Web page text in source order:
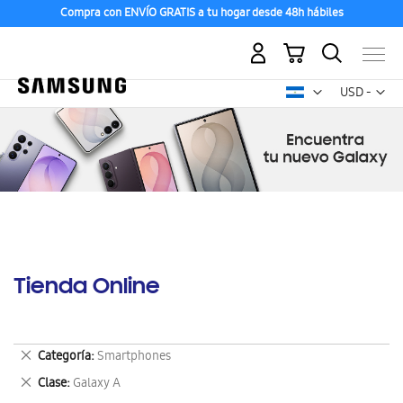
Compra con ENVÍO GRATIS a tu hogar desde 48h hábiles
USD -
dólar
Mi carrito
Tienda Online
Categoría Smartphones
Eliminar
este
artículo
Clase Galaxy A
Eliminar